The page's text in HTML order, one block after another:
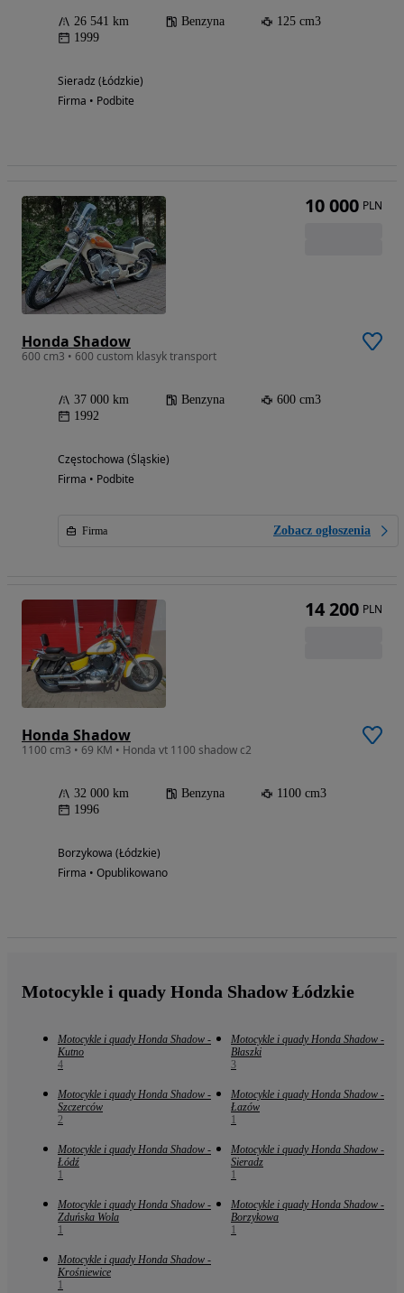
26 541 km Benzyna
125 cm3
1999
Sieradz (Łódzkie)
Firma • Podbite
Honda Shadow
600 cm3 • 600 custom klasyk transport
37 000 km Benzyna
600 cm3
1992
Częstochowa (Śląskie)
Firma • Podbite
Firma Zobacz ogłoszenia
10 000 PLN
Honda Shadow
1100 cm3 • 69 KM • Honda vt 1100 shadow c2
32 000 km Benzyna
1100 cm3
1996
Borzykowa (Łódzkie)
Firma • Opublikowano
14 200 PLN
Motocykle i quady Honda Shadow Łódzkie
Motocykle i quady Honda Shadow -
Kutno
4
Motocykle i quady Honda Shadow -
Błaszki
3
Motocykle i quady Honda Shadow -
Szczerców
2
Motocykle i quady Honda Shadow -
Łazów
1
Motocykle i quady Honda Shadow -
Łódź
1
Motocykle i quady Honda Shadow -
Sieradz
1
Motocykle i quady Honda Shadow -
Zduńska Wola
1
Motocykle i quady Honda Shadow -
Borzykowa
1
Motocykle i quady Honda Shadow -
Krośniewice
1